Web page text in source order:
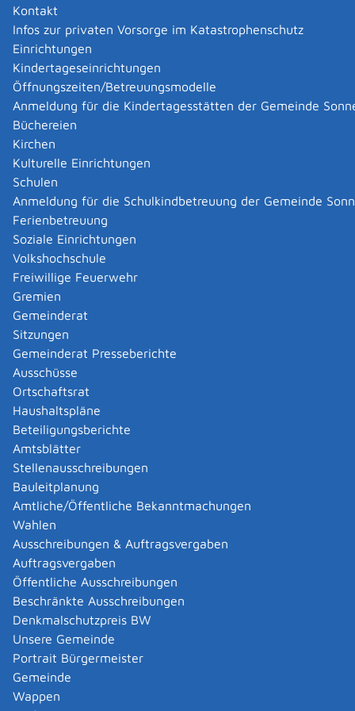
Kontakt
Infos zur privaten Vorsorge im Katastrophenschutz
Einrichtungen
Kindertageseinrichtungen
Öffnungszeiten/Betreuungsmodelle
Anmeldung für die Kindertagesstätten der Gemeinde
Büchereien
Kirchen
Kulturelle Einrichtungen
Schulen
Anmeldung für die Schulkindbetreuung der Gemeinde
Ferienbetreuung
Soziale Einrichtungen
Volkshochschule
Freiwillige Feuerwehr
Gremien
Gemeinderat
Sitzungen
Gemeinderat Presseberichte
Ausschüsse
Ortschaftsrat
Haushaltspläne
Beteiligungsberichte
Amtsblätter
Stellenausschreibungen
Bauleitplanung
Amtliche/Öffentliche Bekanntmachungen
Wahlen
Ausschreibungen & Auftragsvergaben
Auftragsvergaben
Öffentliche Ausschreibungen
Beschränkte Ausschreibungen
Denkmalschutzpreis BW
Unsere Gemeinde
Portrait Bürgermeister
Gemeinde
Wappen
und privatrechtlich organisierten
Schienenpersonennahverkehr und den Stadt- und
Straßenbahnverkehr.
Ziele der Förderung sind:
Unterstützung der Flottenerneuerung durch
moderne und emissionsärmere Fahrzeuge,
schienengebundenen ÖPNV und SPNV als
Voraussetzung zur Steigerung dieser
Verkehrsanteile,
Verbesserung des Betriebsablaufs und der
Betriebsqualität für einen zuverlässigen und
pünktlichen schienengebundenen ÖPNV und SPNV,
- Verbesserung der Barrierefreiheit im
schienengebundenen ÖPNV und SPNV,
Zuständige Stelle
L-Bank Baden-Württemberg
Landeskreditbank Baden-Württemberg - Förderbank
Leistungsdetails
Voraussetzungen
Zuwendungen für Schienenfahrzeuge werden
öffentlich oder privatrechtlich organisierten
Eisenbahnverkehrsunternehmen im Sinne des
Allgemeinen Eisenbahngesetzes (AEG) und des
Landeseisenbahngesetzes (LEisenbG)
Unternehmen des Stadt- und Straßenbahnverkehrs
im Sinne des Personenbeförderungsgesetzes
(PBefG)
Fahrzeugbereitstellungs- und
Fahrzeugbeschaffungsgesellschaften, die das
geförderte Fahrzeug unter Beachtung der Vorgaben
und der Zweckbindung dieser Richtlinie zur